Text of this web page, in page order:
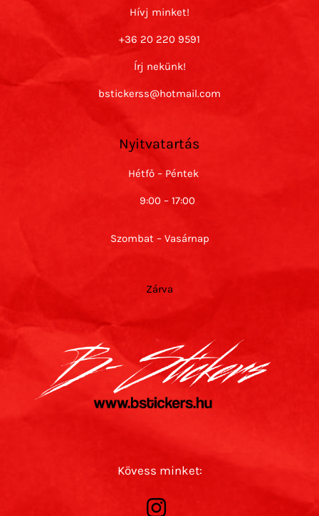
Hívj minket!
+36 20 220 9591
Írj nekünk!
bstickerss@hotmail.com
Nyitvatartás
Hétfő – Péntek
9:00 – 17:00
Szombat – Vasárnap
Zárva
Kövess minket: